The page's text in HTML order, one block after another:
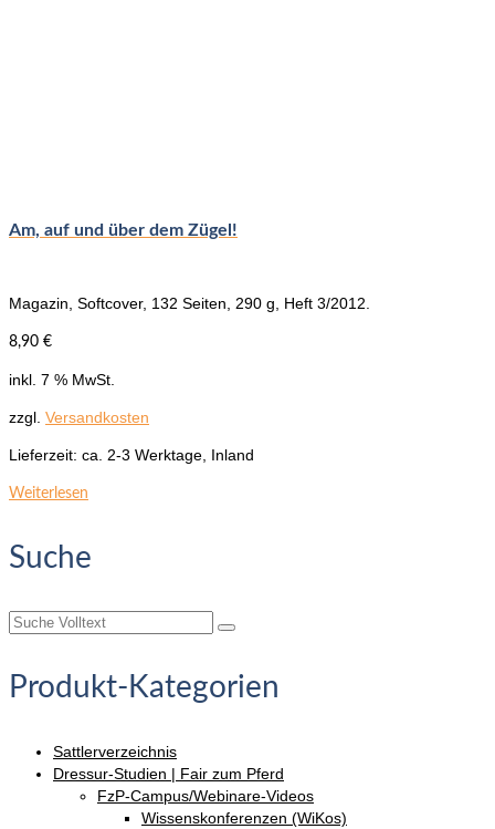
Am, auf und über dem Zügel!
Magazin, Softcover, 132 Seiten, 290 g, Heft 3/2012.
8,90 €
inkl. 7 % MwSt.
zzgl. Versandkosten
Lieferzeit: ca. 2-3 Werktage, Inland
Weiterlesen
Suche
Suche
Produkt-Kategorien
Sattlerverzeichnis
Dressur-Studien | Fair zum Pferd
FzP-Campus/Webinare-Videos
Wissenskonferenzen (WiKos)